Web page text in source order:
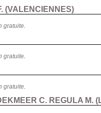
(VALENCIENNES)
gratuite.
gratuite.
gratuite.
C. REGULA M. (